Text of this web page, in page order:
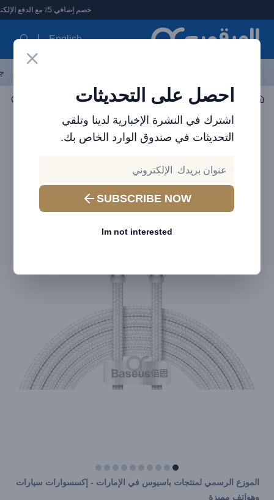
العرقوب - متجر الإلكترونيات في الإمارات
خصم إضافي 5٪ مع الدفع الإلكتروني
English
احصل على التحديثات
اشترك في النشرة الإخبارية لدينا وتلقي
التحديثات في صندوق الوارد الخاص بك.
SUBSCRIBE NOW
Im not interested
اكسسوارات الجوال الكابلات كابل بيانات معدني من Baseus Cafule من النوع C إلى النوع C بقوة 100 وات (2 متر) أبيض
الموزع الرسمي لمنتجات باسيوس في الإمارات - إكسسوارات سيارات
وهواتف مميزة